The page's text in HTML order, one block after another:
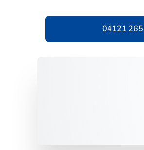
04121